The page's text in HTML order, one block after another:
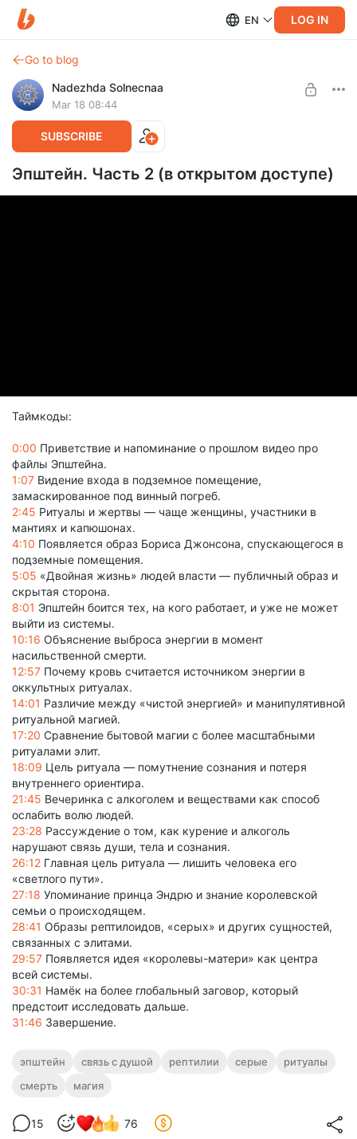
EN LOG IN
Go to blog
Nadezhda Solnecnaa
Mar 18 08:44
SUBSCRIBE
Эпштейн. Часть 2 (в открытом доступе)
Таймкоды:
0:00 Приветствие и напоминание о прошлом видео про
файлы Эпштейна.
1:07 Видение входа в подземное помещение,
замаскированное под винный погреб.
2:45 Ритуалы и жертвы — чаще женщины, участники в
мантиях и капюшонах.
4:10 Появляется образ Бориса Джонсона, спускающегося в
подземные помещения.
5:05 «Двойная жизнь» людей власти — публичный образ и
скрытая сторона.
8:01 Эпштейн боится тех, на кого работает, и уже не может
выйти из системы.
10:16 Объяснение выброса энергии в момент
насильственной смерти.
12:57 Почему кровь считается источником энергии в
оккультных ритуалах.
14:01 Различие между «чистой энергией» и манипулятивной
ритуальной магией.
17:20 Сравнение бытовой магии с более масштабными
ритуалами элит.
18:09 Цель ритуала — помутнение сознания и потеря
внутреннего ориентира.
21:45 Вечеринка с алкоголем и веществами как способ
ослабить волю людей.
23:28 Рассуждение о том, как курение и алкоголь
нарушают связь души, тела и сознания.
26:12 Главная цель ритуала — лишить человека его
«светлого пути».
27:18 Упоминание принца Эндрю и знание королевской
семьи о происходящем.
28:41 Образы рептилоидов, «серых» и других сущностей,
связанных с элитами.
29:57 Появляется идея «королевы-матери» как центра
всей системы.
30:31 Намёк на более глобальный заговор, который
предстоит исследовать дальше.
31:46 Завершение.
эпштейн связь с душой рептилии серые
ритуалы
смерть
магия
15 76